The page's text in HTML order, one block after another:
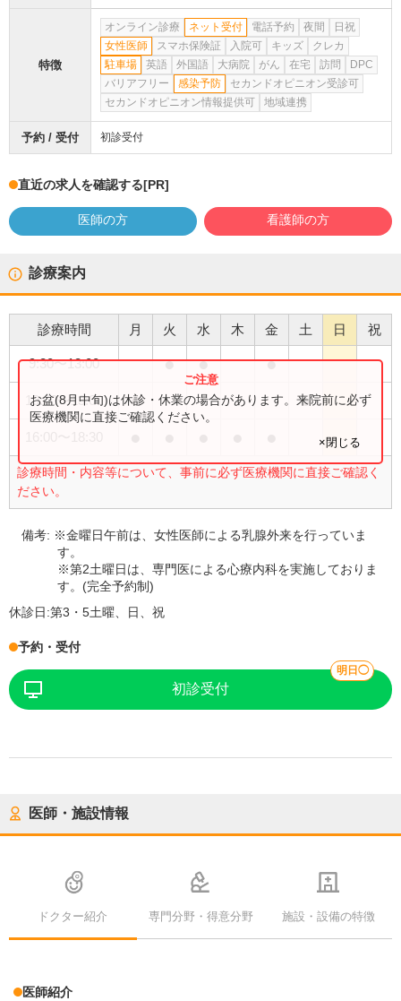
特徴
オンライン診療 ネット受付 電話予約 夜間
日祝
女性医師
スマホ保険証 入院可 キッズ
クレカ
駐車場
英語 外国語 大病院 がん 在宅 訪問
DPC
バリアフリー
感染予防
セカンドオピニオン受診可
セカンドオピニオン情報提供可
地域連携
予約 / 受付 初診受付
直近の求人を確認する[PR]
医師の方 看護師の方
診療案内
診療時間 月 火 水 木 金 土 日 祝
9:30〜13:00 ● ● ●
10:00〜13:00 ● ●
診療時間・内容等について、事前に必ず医療機関に直接ご確認く
ださい。
お盆(8月中旬)は休診・休業の場合があります。来院前に必ず
医療機関に直接ご確認ください。
×閉じる
備考: ※金曜日午前は、女性医師による乳腺外来を行っていま
す。
※第2土曜日は、専門医による心療内科を実施しておりま
す。(完全予約制)
休診日:第3・5土曜、日、祝
予約・受付
初診受付
明日◯
医師・施設情報
ドクター紹介 専門分野・得意分野 施設・設備の特徴
医師紹介